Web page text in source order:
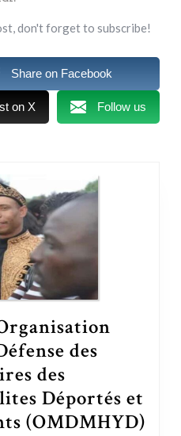
don't forget to subscribe!
Share on Facebook
on X Follow us
des
des
Déportés et
(OMDMHYD)